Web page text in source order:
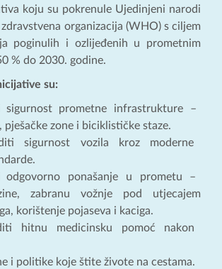
koju su pokrenule Ujedinjeni narodi
organizacija (WHO) s ciljem
poginulih i ozlijeđenih u prometnim
% do 2030. godine.
su:
sigurnost prometne infrastrukture –
pješačke zone i biciklističke staze.
sigurnost vozila kroz moderne
odgovorno ponašanje u prometu –
zabranu vožnje pod utjecajem
korištenje pojaseva i kaciga.
hitnu medicinsku pomoć nakon
i politike koje štite živote na cestama.